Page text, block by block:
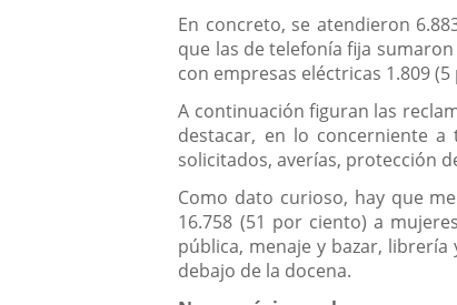
En concreto, se atendieron
que las de telefonía fija
con empresas eléctricas 1.809
A continuación figuran las
destacar, en lo concerniente
solicitados, averías, protección
Como dato curioso, hay que
16.758 (51 por ciento) a
pública, menaje y bazar,
debajo de la docena.